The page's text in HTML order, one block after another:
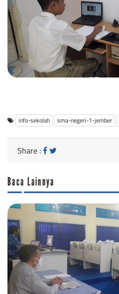
info-sekolah sma-negeri-1-jember
Share :
Baca Lainnya